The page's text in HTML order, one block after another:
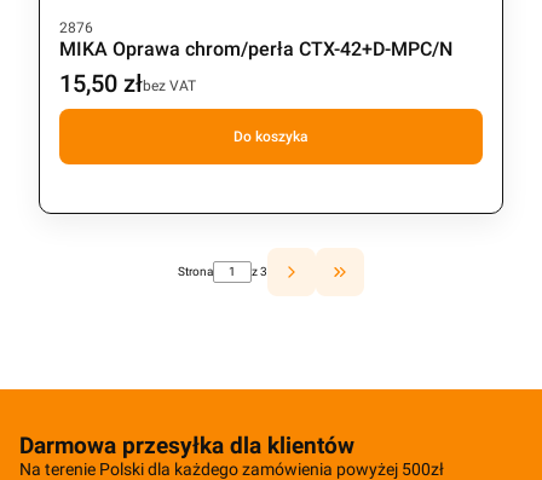
Kod produktu
2876
MIKA Oprawa chrom/perła CTX-42+D-MPC/N
Cena
15,50 złbez VAT
Do koszyka
Strona z 3 Przejdź do ostatniej strony z
Darmowa przesyłka dla klientów
Na terenie Polski dla każdego zamówienia powyżej 500zł